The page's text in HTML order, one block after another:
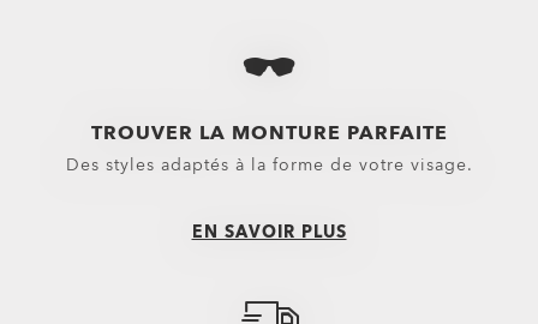
Sacs & Valises
Trolleys
Boardshorts
Shorts Hybrides
Pantalons
Hauts
Baskets
TROUVER LA MONTURE PARFAITE
Des styles adaptés à la forme de votre visage.
EN SAVOIR PLUS